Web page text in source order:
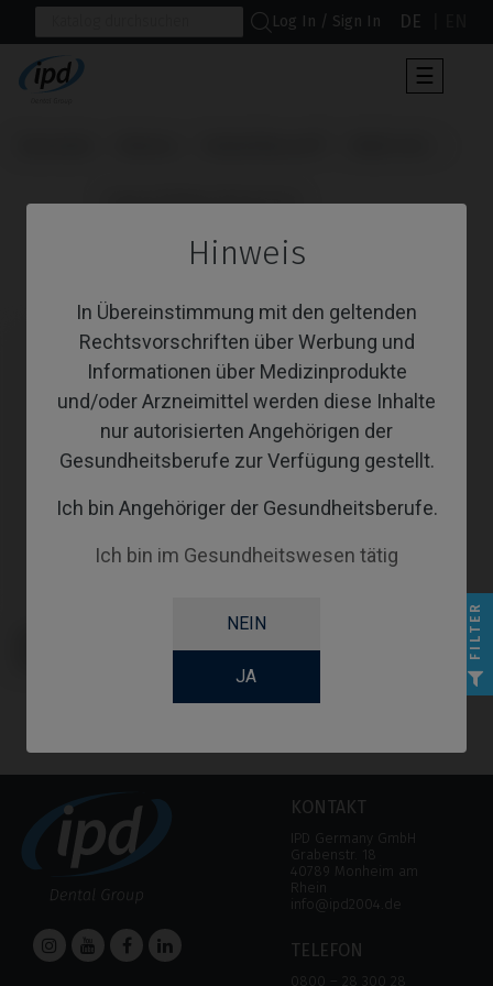
Hinweis
In Übereinstimmung mit den geltenden
Rechtsvorschriften über Werbung und
Informationen über Medizinprodukte
und/oder Arzneimittel werden diese Inhalte
nur autorisierten Angehörigen der
Gesundheitsberufe zur Verfügung gestellt.
Ich bin Angehöriger der Gesundheitsberufe.
Ich bin im Gesundheitswesen tätig
NEIN
JA
Log In / Sign In DE
der
☰
                      Angussfähige Abutments
kompatibel mit Nobel Biocare®
KONTAKT
IPD Germany GmbH
Grabenstr. 18
40789 Monheim am
Rhein
info@ipd2004.de
TELEFON
0800 – 28 300 28
FILTER